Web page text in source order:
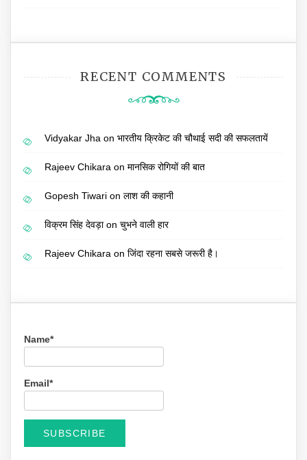
RECENT COMMENTS
Vidyakar Jha on भारतीय क्रिकेट की चौथाई सदी की सफलतायें
Rajeev Chikara on मानसिक रोगियों की बात
Gopesh Tiwari on लाश की कहानी
विक्रम सिंह देवड़ाon चुभने वाली हार
Rajeev Chikara on जिंदा रहना सबसे जरूरी है।
Name*
Email*